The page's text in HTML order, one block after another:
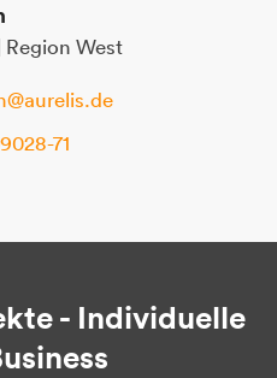
West
71
- Individuelle